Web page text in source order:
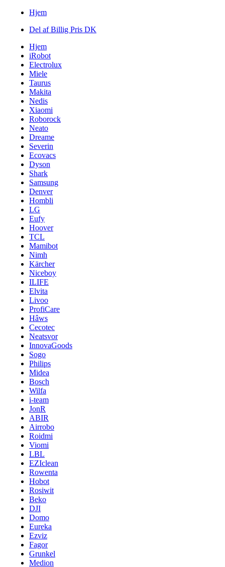
Hjem
Del af Billig Pris DK
Hjem
iRobot
Electrolux
Miele
Taurus
Makita
Nedis
Xiaomi
Roborock
Neato
Dreame
Severin
Ecovacs
Dyson
Shark
Samsung
Denver
Hombli
LG
Eufy
Hoover
TCL
Mamibot
Nimh
Kärcher
Niceboy
ILIFE
Elvita
Livoo
ProfiCare
Hâws
Cecotec
Neatsvor
InnovaGoods
Sogo
Philips
Midea
Bosch
Wilfa
i-team
JonR
ABIR
Airrobo
Roidmi
Viomi
LBL
EZIclean
Rowenta
Hobot
Rosiwit
Beko
DJI
Domo
Eureka
Ezviz
Fagor
Grunkel
Medion